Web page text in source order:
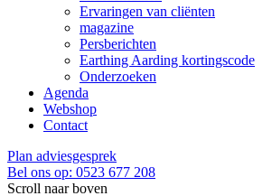
Ervaringen van cliënten
magazine
Persberichten
Earthing Aarding kortingscode
Onderzoeken
Agenda
Webshop
Contact
Plan adviesgesprek
Bel ons op: 0523 677 208
Scroll naar boven